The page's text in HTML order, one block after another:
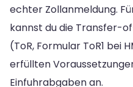
echter Zollanmeldung.
kannst du die Transfer-
(ToR, Formular ToR1 bei
erfüllten
Einfuhrabgaben an.